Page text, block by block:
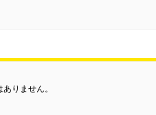
りません。